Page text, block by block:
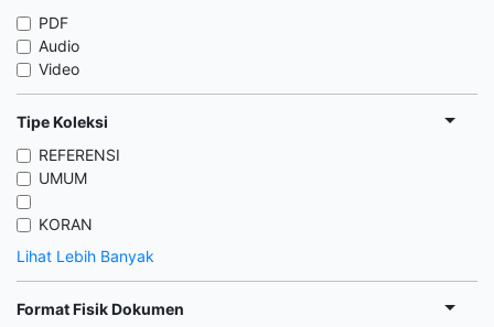
PDF
Audio
Video
Tipe Koleksi
REFERENSI
UMUM
KORAN
Lihat Lebih Banyak
Format Fisik Dokumen